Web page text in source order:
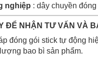
nghiệp : dây chuyền
ĐỂ NHẬN TƯ VẤN VÀ
đóng gói stick tự động
bao bì sản phẩm.